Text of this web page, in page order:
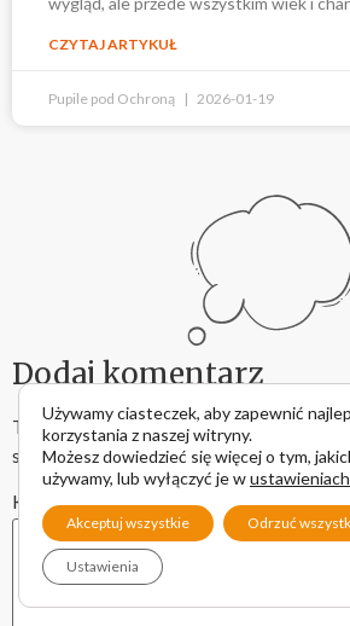
CZYTAJ ARTYKUŁ
Pupile pod Ochroną 2026-01-19
Dodaj komentarz
Twój adres email nie zostanie
są oznaczone*
Komentarz*
Używamy ciasteczek, aby zapewnić
korzystania z naszej witryny.
Możesz dowiedzieć się więcej o tym,
używamy, lub wyłączyć je wustawieniach
Akceptuj wszystkie Odrzuć
Ustawienia